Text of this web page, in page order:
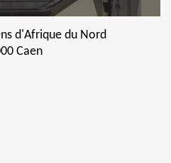
d'Afrique du Nord
Caen